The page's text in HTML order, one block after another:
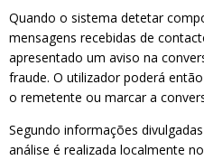
Quando o sistema detetar
mensagens recebidas de
apresentado um aviso na
fraude. O utilizador poderá
o remetente ou marcar a
Segundo informações
análise é realizada localmente